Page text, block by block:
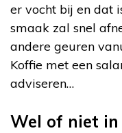
er vocht bij en dat
smaak zal snel
andere geuren
Koffie met een
adviseren…
Wel of niet in